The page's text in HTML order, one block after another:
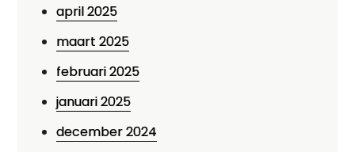
april 2025
maart 2025
februari 2025
januari 2025
december 2024